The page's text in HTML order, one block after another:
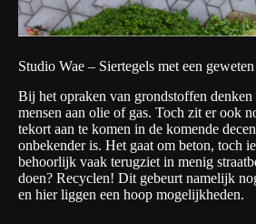
Studio Wae – Siertegels met een geweten
Bij het opraken van grondstoffen denken
mensen aan olie of gas. Toch zit er ook
tekort aan te komen in de komende
onbekender is. Het gaat om beton, toch
behoorlijk vaak terugziet in menig
doen? Recyclen! Dit gebeurt namelijk
en hier liggen een hoop mogelijkheden.